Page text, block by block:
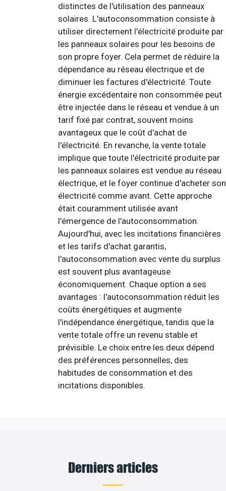
distinctes de l'utilisation des panneaux
solaires. L'autoconsommation consiste à
utiliser directement l'électricité produite par
les panneaux solaires pour les besoins de
son propre foyer. Cela permet de réduire la
dépendance au réseau électrique et de
diminuer les factures d'électricité. Toute
énergie excédentaire non consommée peut
être injectée dans le réseau et vendue à un
tarif fixé par contrat, souvent moins
avantageux que le coût d'achat de
l'électricité. En revanche, la vente totale
implique que toute l'électricité produite par
les panneaux solaires est vendue au réseau
électrique, et le foyer continue d'acheter son
électricité comme avant. Cette approche
était couramment utilisée avant
l'émergence de l'autoconsommation.
Aujourd'hui, avec les incitations financières
et les tarifs d'achat garantis,
l'autoconsommation avec vente du surplus
est souvent plus avantageuse
économiquement. Chaque option a ses
avantages : l'autoconsommation réduit les
coûts énergétiques et augmente
l'indépendance énergétique, tandis que la
vente totale offre un revenu stable et
prévisible. Le choix entre les deux dépend
des préférences personnelles, des
habitudes de consommation et des
incitations disponibles.
Derniers articles